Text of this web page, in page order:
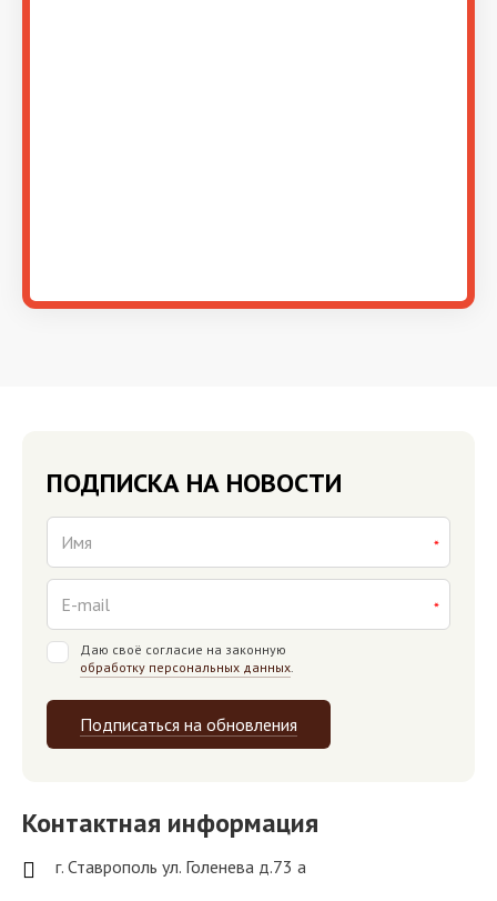
ПОДПИСКА НА НОВОСТИ
Даю своё согласие на законную
обработку персональных данных.
Подписаться на обновления
Контактная информация
г. Ставрополь ул. Голенева д.73 а